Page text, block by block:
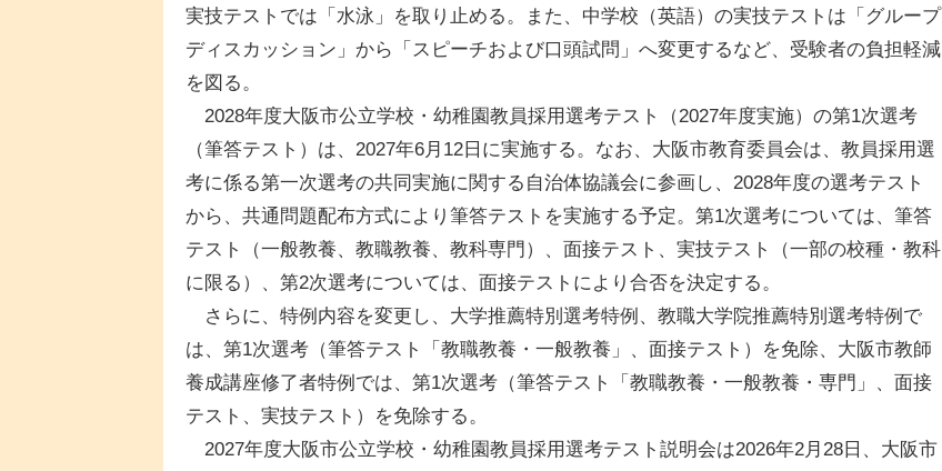
実技テストでは「水泳」を取り止める。また、中学校（英語）の実技テストは「グループ
ディスカッション」から「スピーチおよび口頭試問」へ変更するなど、受験者の負担軽減
を図る。
2028年度大阪市公立学校・幼稚園教員採用選考テスト（2027年度実施）の第1次選考
（筆答テスト）は、2027年6月12日に実施する。なお、大阪市教育委員会は、教員採用選
考に係る第一次選考の共同実施に関する自治体協議会に参画し、2028年度の選考テスト
から、共通問題配布方式により筆答テストを実施する予定。第1次選考については、筆答
テスト（一般教養、教職教養、教科専門）、面接テスト、実技テスト（一部の校種・教科
に限る）、第2次選考については、面接テストにより合否を決定する。
さらに、特例内容を変更し、大学推薦特別選考特例、教職大学院推薦特別選考特例で
は、第1次選考（筆答テスト「教職教養・一般教養」、面接テスト）を免除、大阪市教師
養成講座修了者特例では、第1次選考（筆答テスト「教職教養・一般教養・専門」、面接
テスト、実技テスト）を免除する。
2027年度大阪市公立学校・幼稚園教員採用選考テスト説明会は2026年2月28日、大阪市